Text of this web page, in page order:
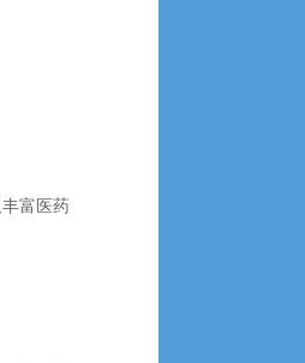
富医药